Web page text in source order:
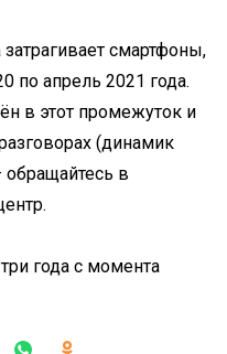
смартфоны,
по апрель 2021 года.
в этот промежуток и
(динамик
в
года с момента